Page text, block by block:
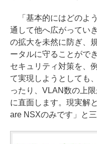
「基本的にはどのよ
通して他へ広がってい
の拡大を未然に防ぎ、
ータルに守ることがで
セキュリティ対策を、
て実現しようとしても
ったり、VLAN数の上
に直面します。現実解
are NSXのみです」と